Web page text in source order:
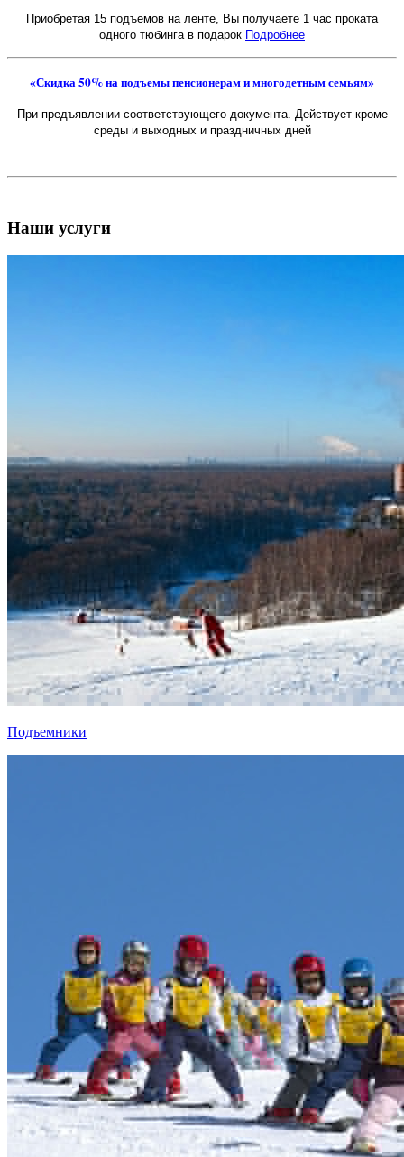
Приобретая 15 подъемов на ленте, Вы получаете 1 час проката
одного тюбинга в подарок Подробнее
«Скидка 50% на подъемы пенсионерам и многодетным семьям»
При предъявлении соответствующего документа. Действует кроме
среды и выходных и праздничных дней
Наши услуги
Подъемники